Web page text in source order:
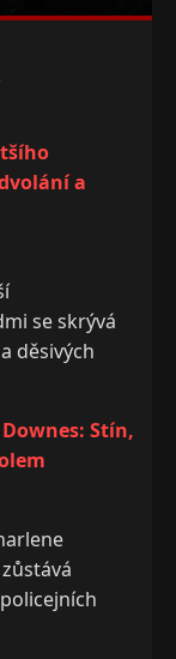
a
se skrývá
děsivých
Stín,